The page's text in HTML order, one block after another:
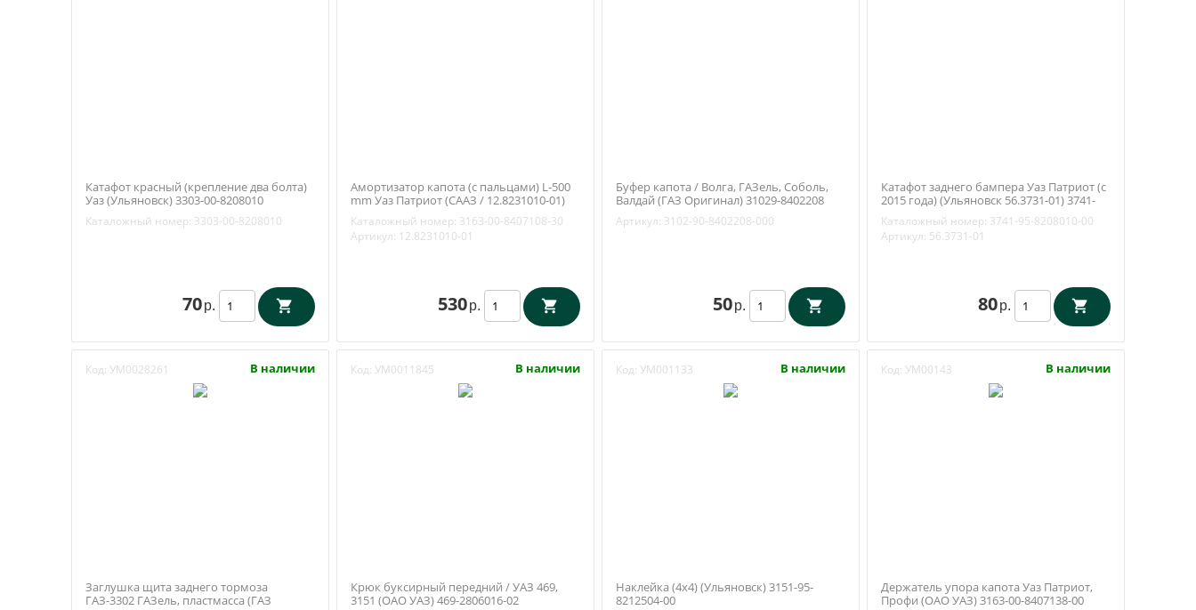
Катафот красный (крепление два болта)
Уаз (Ульяновск) 3303-00-8208010
Каталожный номер: 3303-00-8208010
70 р.
Амортизатор капота (с пальцами) L-500
mm Уаз Патриот (СААЗ / 12.8231010-01)
3163-00-8407108-30
Каталожный номер: 3163-00-8407108-30
Артикул: 12.8231010-01
530 р.
Буфер капота / Волга, ГАЗель, Соболь,
Валдай (ГАЗ Оригинал) 31029-8402208
Артикул: 3102-90-8402208-000
50 р.
Катафот заднего бампера Уаз Патриот (с
2015 года) (Ульяновск 56.3731-01) 3741-
95-8208010-00
Каталожный номер: 3741-95-8208010-00
Артикул: 56.3731-01
80 р.
Код: УМ0028261 В наличии
Заглушка щита заднего тормоза
ГАЗ-3302 ГАЗель, пластмасса (ГАЗ
Код: УМ0011845 В наличии
Крюк буксирный передний / УАЗ 469,
3151 (ОАО УАЗ) 469-2806016-02
Код: УМ001133 В наличии
Наклейка (4х4) (Ульяновск) 3151-95-
8212504-00
Код: УМ00143 В наличии
Держатель упора капота Уаз Патриот,
Профи (ОАО УАЗ) 3163-00-8407138-00